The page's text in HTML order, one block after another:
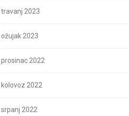
travanj 2023
ožujak 2023
prosinac 2022
kolovoz 2022
srpanj 2022